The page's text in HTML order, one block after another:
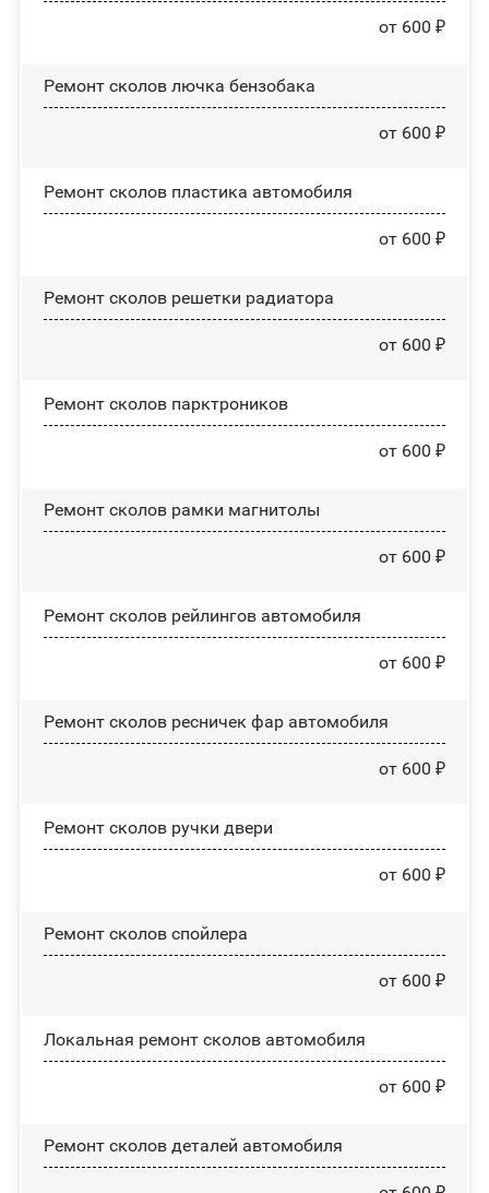
от 600 ₽
Ремонт сколов лючка бензобака
от 600 ₽
Ремонт сколов пластика автомобиля
от 600 ₽
Ремонт сколов решетки радиатора
от 600 ₽
Ремонт сколов парктроников
от 600 ₽
Ремонт сколов рамки магнитолы
от 600 ₽
Ремонт сколов рейлингов автомобиля
от 600 ₽
Ремонт сколов ресничек фар автомобиля
от 600 ₽
Ремонт сколов ручки двери
от 600 ₽
Ремонт сколов спойлера
от 600 ₽
Локальная ремонт сколов автомобиля
от 600 ₽
Ремонт сколов деталей автомобиля